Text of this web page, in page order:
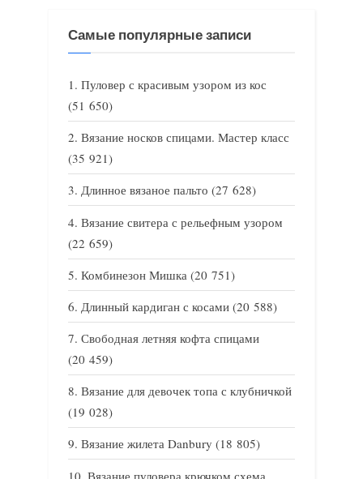
Самые популярные записи
Пуловер с красивым узором из кос
(51 650)
Вязание носков спицами. Мастер класс
(35 921)
Длинное вязаное пальто (27 628)
Вязание свитера с рельефным узором
(22 659)
Комбинезон Мишка (20 751)
Длинный кардиган с косами (20 588)
Свободная летняя кофта спицами
(20 459)
Вязание для девочек топа с клубничкой
(19 028)
Вязание жилета Danbury (18 805)
Вязание пуловера крючком схема